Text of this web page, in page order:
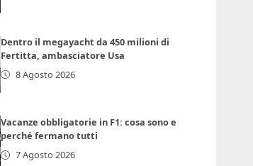
Dentro il megayacht da 450 milioni di
Fertitta, ambasciatore Usa
8 Agosto 2026
Vacanze obbligatorie in F1: cosa sono e
perché fermano tutti
7 Agosto 2026